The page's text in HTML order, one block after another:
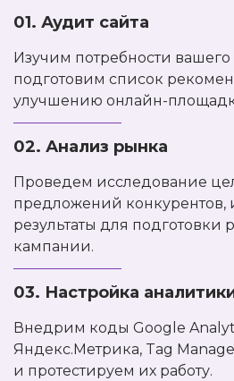
01. Аудит сайта
Изучим потребности вашего
подготовим список
улучшению онлайн-
02. Анализ рынка
Проведем исследование
предложений конкурентов,
результаты для подготовки
кампании.
03. Настройка
Внедрим коды Google
Яндекс.Метрика, Tag
и протестируем их работу.